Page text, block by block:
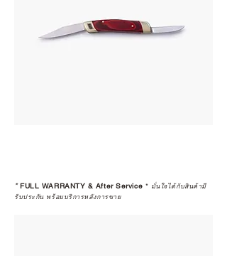
*FULL WARRANTY & After Service * มั่นใจได้กับสินค้ามี
รับประกัน พร้อมบริการหลังการขาย